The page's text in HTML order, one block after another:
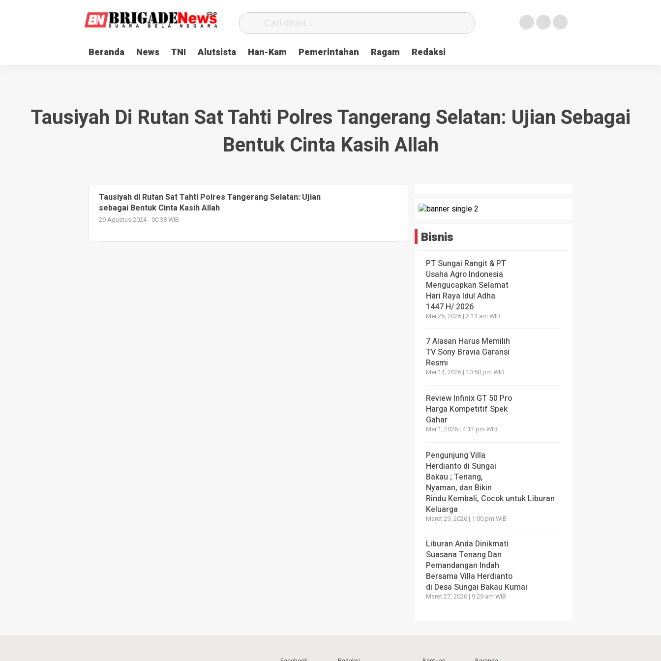
Beranda News TNI Alutsista Han-Kam Pemerintahan Ragam Redaksi
Tausiyah Di Rutan Sat Tahti Polres Tangerang Selatan: Ujian Sebagai
Bentuk Cinta Kasih Allah
Tausiyah di Rutan Sat Tahti Polres Tangerang Selatan: Ujian
sebagai Bentuk Cinta Kasih Allah
29 Agustus 2024 - 00:38 WIB
Bisnis
PT Sungai Rangit & PT
Usaha Agro Indonesia
Mengucapkan Selamat
Hari Raya Idul Adha
1447 H/ 2026
Mei 26, 2026 | 2:14 am WIB
7 Alasan Harus Memilih
TV Sony Bravia Garansi
Resmi
Mei 14, 2026 | 10:50 pm WIB
Review Infinix GT 50 Pro
Harga Kompetitif Spek
Gahar
Mei 1, 2026 | 4:11 pm WIB
Pengunjung Villa
Herdianto di Sungai
Bakau ; Tenang,
Nyaman, dan Bikin
Rindu Kembali, Cocok untuk Liburan
Keluarga
Maret 29, 2026 | 1:00 pm WIB
Liburan Anda Dinikmati
Suasana Tenang Dan
Pemandangan Indah
Bersama Villa Herdianto
di Desa Sungai Bakau Kumai
Maret 27, 2026 | 9:29 am WIB